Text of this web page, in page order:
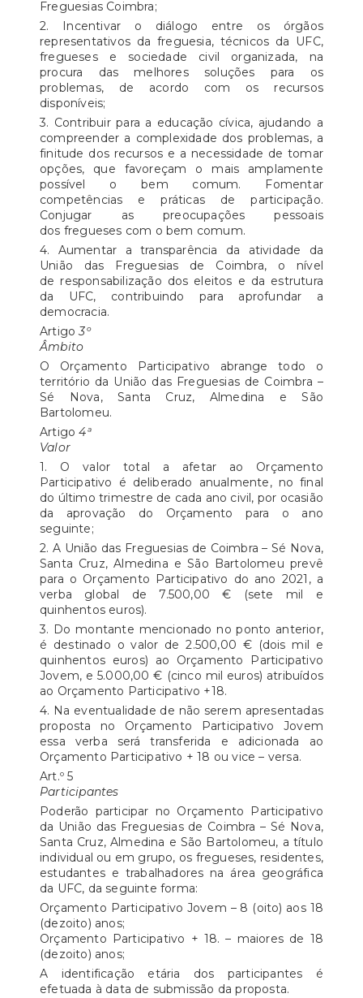
Freguesias Coimbra;
2. Incentivar o diálogo entre os órgãos
representativos da freguesia, técnicos da UFC,
fregueses e sociedade civil organizada, na
procura das melhores soluções para os
problemas, de acordo com os recursos
disponíveis;
3. Contribuir para a educação cívica, ajudando a
compreender a complexidade dos problemas, a
finitude dos recursos e a necessidade de tomar
opções, que favoreçam o mais amplamente
possível o bem comum. Fomentar
competências e práticas de participação.
Conjugar as preocupações pessoais
dos fregueses com o bem comum.
4. Aumentar a transparência da atividade da
União das Freguesias de Coimbra, o nível
de responsabilização dos eleitos e da estrutura
da UFC, contribuindo para aprofundar a
democracia.
Artigo3º
Âmbito
O Orçamento Participativo abrange todo o
território da União das Freguesias de Coimbra –
Sé Nova, Santa Cruz, Almedina e São
Bartolomeu.
Artigo4ª
Valor
1. O valor total a afetar ao Orçamento
Participativo é deliberado anualmente, no final
do último trimestre de cada ano civil, por ocasião
da aprovação do Orçamento para o ano
seguinte;
2. A União das Freguesias de Coimbra – Sé Nova,
Santa Cruz, Almedina e São Bartolomeu prevê
para o Orçamento Participativo do ano 2021, a
verba global de 7.500,00 € (sete mil e
quinhentos euros).
3. Do montante mencionado no ponto anterior,
é destinado o valor de 2.500,00 € (dois mil e
quinhentos euros) ao Orçamento Participativo
Jovem, e 5.000,00 € (cinco mil euros) atribuídos
ao Orçamento Participativo +18.
4. Na eventualidade de não serem apresentadas
proposta no Orçamento Participativo Jovem
essa verba será transferida e adicionada ao
Orçamento Participativo + 18 ou vice – versa.
Art.º 5
Participantes
Poderão participar no Orçamento Participativo
da União das Freguesias de Coimbra – Sé Nova,
Santa Cruz, Almedina e São Bartolomeu, a título
individual ou em grupo, os fregueses, residentes,
estudantes e trabalhadores na área geográfica
da UFC, da seguinte forma:
Orçamento Participativo Jovem – 8 (oito) aos 18
(dezoito) anos;
Orçamento Participativo + 18. – maiores de 18
(dezoito) anos;
A identificação etária dos participantes é
efetuada à data de submissão da proposta.